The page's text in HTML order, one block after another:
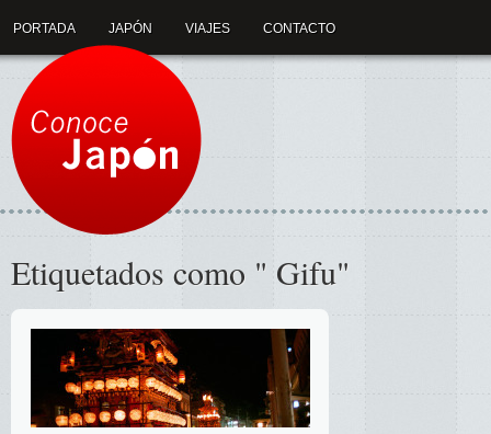
PORTADA JAPÓN VIAJES CONTACTO
Etiquetados como " Gifu"